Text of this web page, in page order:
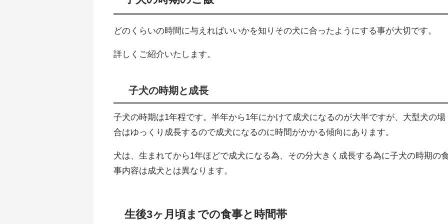
どのくらいの時間に与えればいいかを知りその犬に合ったようにする事が大切です。
詳しくご紹介いたします。
子犬の時期と成長
子犬の時期は1年程です。半年から1年にかけて成犬になるのが大半ですが、大型犬の場
合はゆっくり成長するので成犬になるのに時間がかかる傾向にあります。
犬は、生まれてから1年ほどで成犬になる為、その分大きく成長する為に子犬の時期の
事内容は成犬とは異なります。
生後3ヶ月頃までの食事と時間帯